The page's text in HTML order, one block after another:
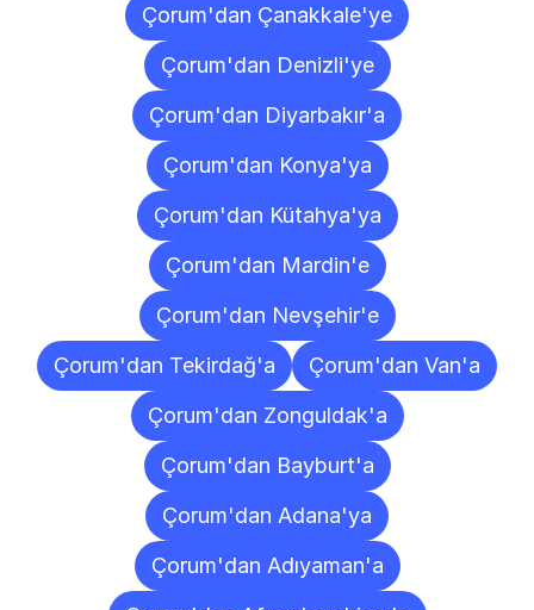
Çorum'dan Çanakkale'ye
Çorum'dan Denizli'ye
Çorum'dan Diyarbakır'a
Çorum'dan Konya'ya
Çorum'dan Kütahya'ya
Çorum'dan Mardin'e
Çorum'dan Nevşehir'e
Çorum'dan Tekirdağ'a
Çorum'dan Van'a
Çorum'dan Zonguldak'a
Çorum'dan Bayburt'a
Çorum'dan Adana'ya
Çorum'dan Adıyaman'a